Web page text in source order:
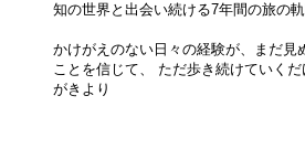
知の世界と出会い続ける7年間の旅の軌
かけがえのない日々の経験が、まだ
ことを信じて、 ただ歩き続けていく
がきより